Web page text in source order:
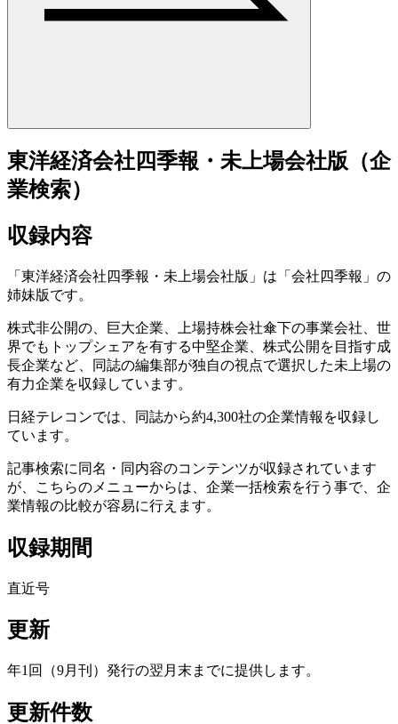
東洋経済会社四季報・未上場会社版（企
業検索）
収録内容
「東洋経済会社四季報・未上場会社版」は「会社四季報」の
姉妹版です。
株式非公開の、巨大企業、上場持株会社傘下の事業会社、世
界でもトップシェアを有する中堅企業、株式公開を目指す成
長企業など、同誌の編集部が独自の視点で選択した未上場の
有力企業を収録しています。
日経テレコンでは、同誌から約4,300社の企業情報を収録し
ています。
記事検索に同名・同内容のコンテンツが収録されています
が、こちらのメニューからは、企業一括検索を行う事で、企
業情報の比較が容易に行えます。
収録期間
直近号
更新
年1回（9月刊）発行の翌月末までに提供します。
更新件数